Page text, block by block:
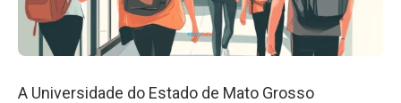
A Universidade do Estado de Mato Grosso